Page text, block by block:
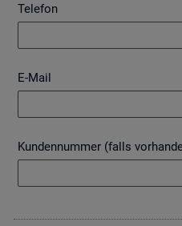
Telefon
E-Mail
Kundennummer (falls